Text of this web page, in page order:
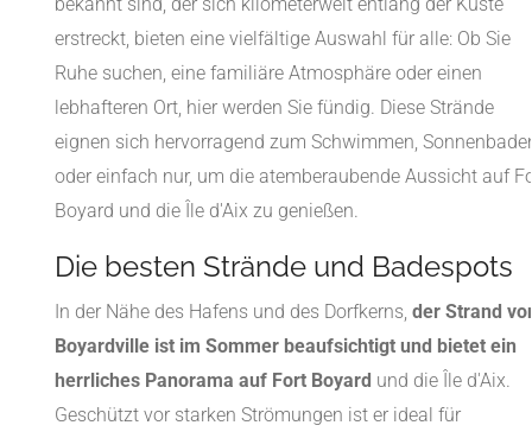
erstreckt, bieten eine vielfältige Auswahl für alle: Ob Sie
Ruhe suchen, eine familiäre Atmosphäre oder einen
lebhafteren Ort, hier werden Sie fündig. Diese Strände
eignen sich hervorragend zum Schwimmen,
oder einfach nur, um die atemberaubende Aussicht auf
Boyard und die Île d'Aix zu genießen.
Die besten Strände und Badespots
In der Nähe des Hafens und des Dorfkerns, der Strand
Boyardville ist im Sommer beaufsichtigt und bietet ein
herrliches Panorama auf Fort Boyard und die Île d'Aix.
Geschützt vor starken Strömungen ist er ideal für